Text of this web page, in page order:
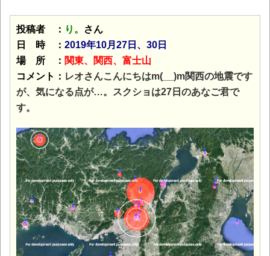
投稿者 ： り。
さん
日 時 ： 2019年10月27日、30日
場 所 ： 関東、関西、富士山
コメント： レオさんこんにちはm(__)m関西の地震です
が、気になる点が…。スクショは27日のあなご君で
す。